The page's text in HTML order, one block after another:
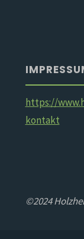
https://
kontakt
©2024